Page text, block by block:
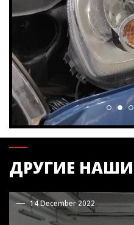
ДРУГИЕ
14 December 2022